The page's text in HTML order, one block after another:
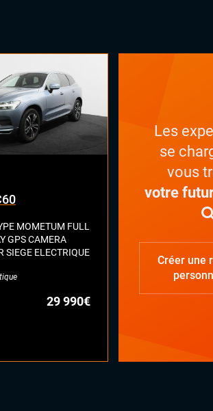
morts
franchissement de
pilotées)
(alerte attention
anti-collision)
avant et
de sortie de
limiteur de vitesse
MOMETUM FULL
GPS CAMERA
SIEGE ELECTRIQUE
29 990€
Les
se
vous
votre
Créer une